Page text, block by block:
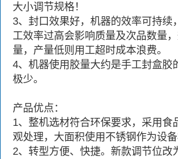
大小调节规格！
3、封口效果好，机器的效率可持续
工效率过高会影响质量及次品数量
量，产量低则用工超时成本浪费。
4、机器使用胶量大约是手工封盒胶
极少。
产品优点：
1、整机选材符合环保要求，采用食
观处理，大面积使用不锈钢作为设备
2、转型方便、快捷。新款调节位改